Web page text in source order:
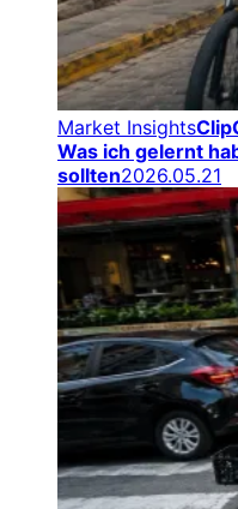
Market Insights
Was ich gelernt
sollten2026.05.21